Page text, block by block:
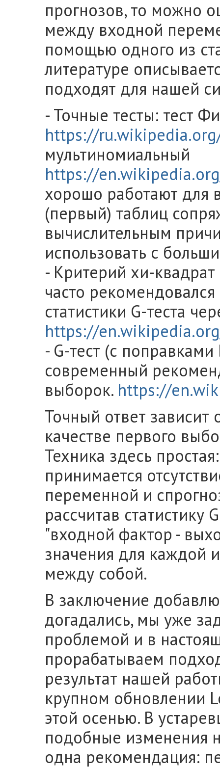
прогнозов, то можно
между входной
помощью одного из
литературе
подходят для нашей
- Точные тесты: тест
https://ru.wikipedia.org/
мультиномиальный
https://
хорошо работают для
(первый) таблиц
вычислительным
использовать с
- Критерий хи-
часто
статистики G-теста
https://
- G-тест (с
современный
выборок. https://
Точный ответ зависит
качестве первого
Техника здесь
принимается
переменной и
рассчитав статистику
"входной фактор -
значения для каждой
между собой.
В заключение
догадались, мы уже
проблемой и в
прорабатываем
результат нашей
крупном обновлении
этой осенью. В
подобные изменения
одна рекомендация: